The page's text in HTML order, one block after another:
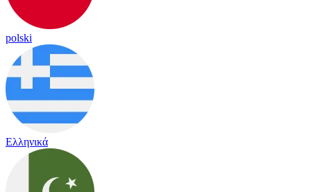
polski
Ελληνικά